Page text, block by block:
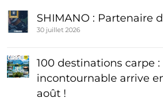
SHIMANO : Partenaire
30 juillet 2026
100 destinations carpe
incontournable arrive
août !